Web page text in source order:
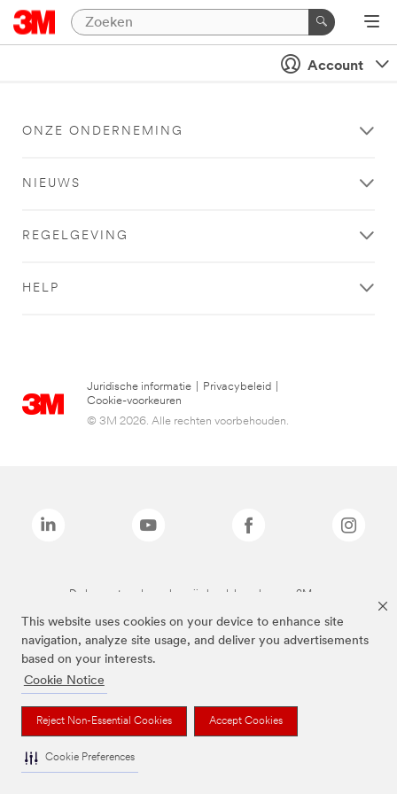
This website uses cookies on your device to enhance site
navigation, analyze site usage, and deliver you advertisements
based on your interests.
Cookie Notice
Reject Non-Essential Cookies Accept Cookies
Cookie Preferences
Account
ONZE ONDERNEMING
NIEUWS
REGELGEVING
HELP
Juridische informatie Privacybeleid
Cookie-voorkeuren
© 3M 2026. Alle rechten voorbehouden.
De bovenstaande merken zijn handelsmerken van 3M.we